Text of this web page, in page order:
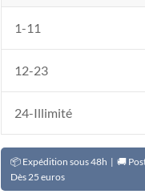
1-11
12-23
24-Illimité
📦 Expédition sous 48h | 🚚
Dès 25 euros